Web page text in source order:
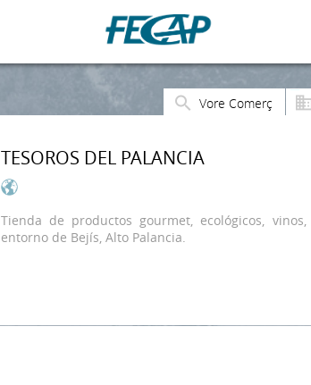
Vore Comerç
TESOROS DEL PALANCIA
Tienda de productos gourmet, ecológicos,
entorno de Bejís, Alto Palancia.